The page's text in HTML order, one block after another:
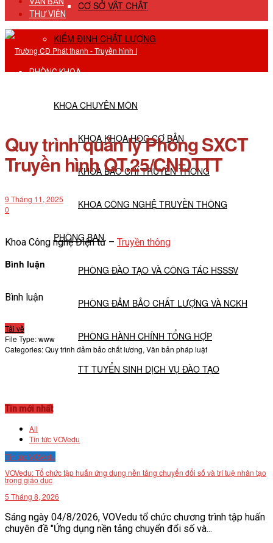
CƠ SỞ VẬT CHẤT
KIỂM ĐỊNH CHẤT LƯỢNG
PHÒNG KHOA
KHOA CHUYÊN MÔN
KHOA KHOA HỌC CƠ BẢN
KHOA BÁO CHÍ TRUYỀN THÔNG
KHOA CÔNG NGHỆ TRUYỀN THÔNG
PHÒNG BAN
PHÒNG ĐÀO TẠO VÀ CÔNG TÁC HSSSV
PHÒNG ĐẢM BẢO CHẤT LƯỢNG VÀ NCKH
PHÒNG HÀNH CHÍNH TỔNG HỢP
TT TUYỂN SINH DỊCH VỤ ĐÀO TẠO
NGHIÊN CỨU KHOA HỌC
VĂN BẢN
THƯ VIỆN
THƯ VIỆN
Quy trình quản lý Phòng SXCT
Truyền hình QT.25/CNĐTTT
9 Tháng 11, 2025
0
Khoa Công nghệ Điện tử – Truyền thông
Bình luận
Bình luận
Tải về
File Type:www
Categories:Quy trình đảm bảo chất lương, Văn bản pháp luật
Tin mới nhất
All
Tin tức VOVedu
Tin tức VOVedu
VOVedu: Tổ chức tập huấn ứng dụng nền tảng chuyển đổi số và trí tuệ nhân tạo
trong giáo dục
5 Tháng 8, 2026
Sáng ngày 04/8/2026, VOVedu tổ chức chương trình tập huấn
chuyên đề "Ứng dụng nền tảng chuyển đổi số và...